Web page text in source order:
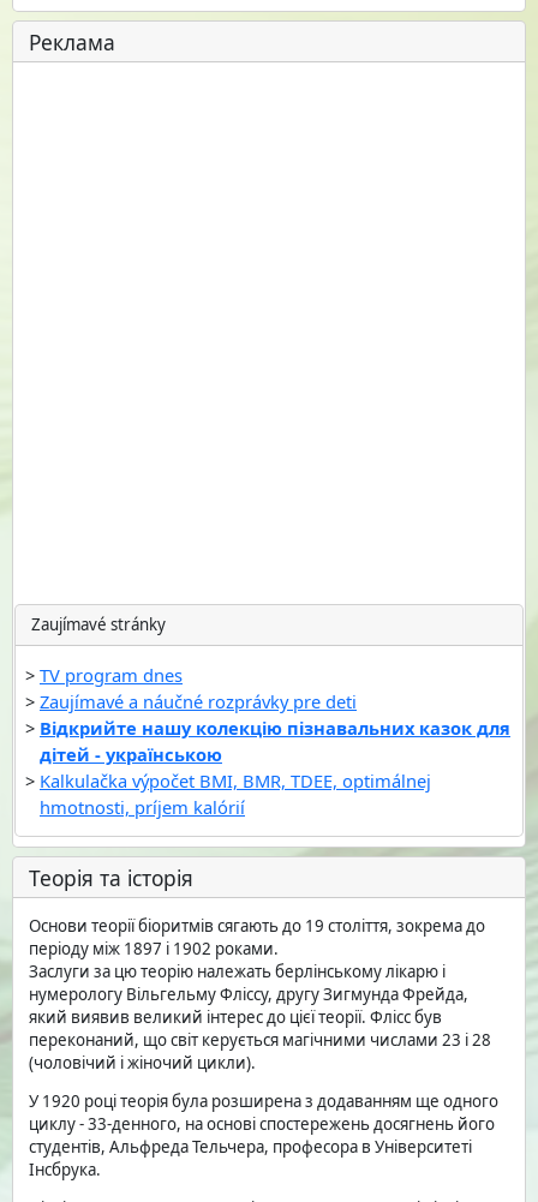
Реклама
Zaujímavé stránky
TV program dnes
Zaujímavé a náučné rozprávky pre deti
Відкрийте нашу колекцію пізнавальних казок для
дітей - українською
Kalkulačka výpočet BMI, BMR, TDEE, optimálnej
hmotnosti, príjem kalórií
Теорія та історія
Основи теорії біоритмів сягають до 19 століття, зокрема до
періоду між 1897 і 1902 роками.
Заслуги за цю теорію належать берлінському лікарю і
нумерологу Вільгельму Фліссу, другу Зигмунда Фрейда,
який виявив великий інтерес до цієї теорії. Флісс був
переконаний, що світ керується магічними числами 23 і 28
(чоловічий і жіночий цикли).
У 1920 році теорія була розширена з додаванням ще одного
циклу - 33-денного, на основі спостережень досягнень його
студентів, Альфреда Тельчера, професора в Університеті
Інсбрука.